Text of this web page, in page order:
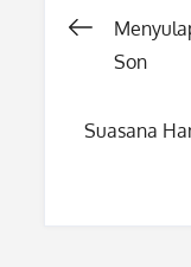
Post
Son
Suasana